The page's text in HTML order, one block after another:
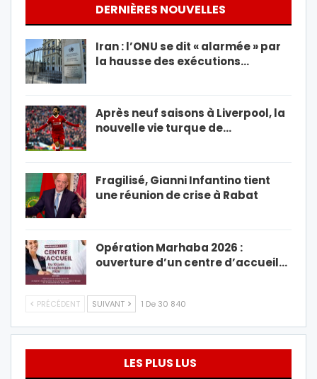
DERNIÈRES NOUVELLES
Iran : l’ONU se dit « alarmée » par
la hausse des exécutions…
Après neuf saisons à Liverpool, la
nouvelle vie turque de…
Fragilisé, Gianni Infantino tient
une réunion de crise à Rabat
Opération Marhaba 2026 :
ouverture d’un centre d’accueil…
PRÉCÉDENT SUIVANT 1 De 30 840
LES PLUS LUS